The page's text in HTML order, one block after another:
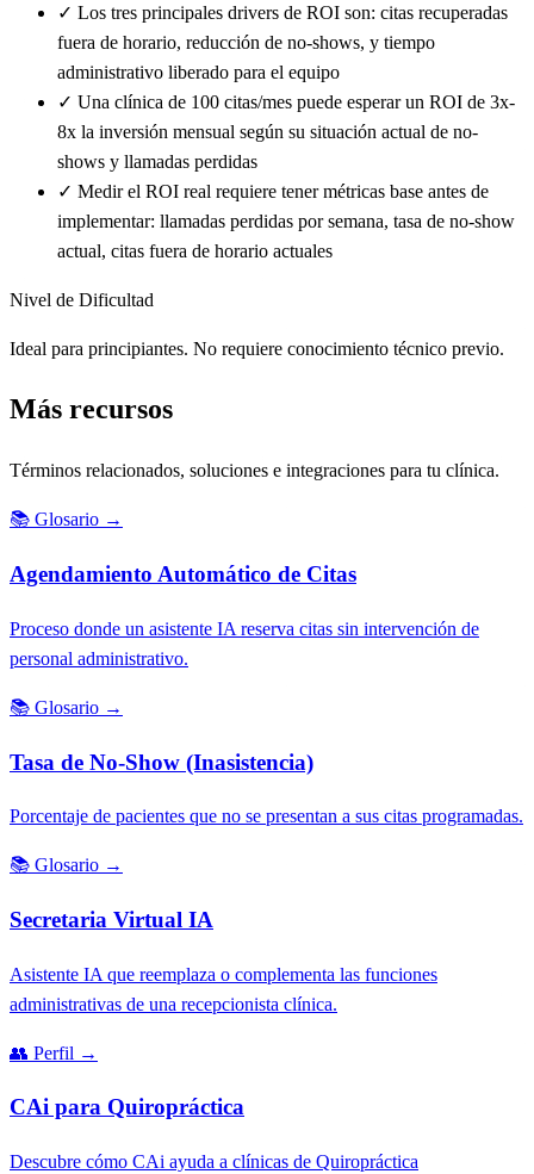
✓ Los tres principales drivers de ROI son: citas recuperadas
fuera de horario, reducción de no-shows, y tiempo
administrativo liberado para el equipo
✓ Una clínica de 100 citas/mes puede esperar un ROI de 3x-
8x la inversión mensual según su situación actual de no-
shows y llamadas perdidas
✓ Medir el ROI real requiere tener métricas base antes de
implementar: llamadas perdidas por semana, tasa de no-show
actual, citas fuera de horario actuales
Nivel de Dificultad
Ideal para principiantes. No requiere conocimiento técnico previo.
Más recursos
Términos relacionados, soluciones e integraciones para tu clínica.
📚 Glosario →
Agendamiento Automático de Citas
Proceso donde un asistente IA reserva citas sin intervención de
personal administrativo.
📚 Glosario →
Tasa de No-Show (Inasistencia)
Porcentaje de pacientes que no se presentan a sus citas programadas.
📚 Glosario →
Secretaria Virtual IA
Asistente IA que reemplaza o complementa las funciones
administrativas de una recepcionista clínica.
👥 Perfil →
CAi para Quiropráctica
Descubre cómo CAi ayuda a clínicas de Quiropráctica